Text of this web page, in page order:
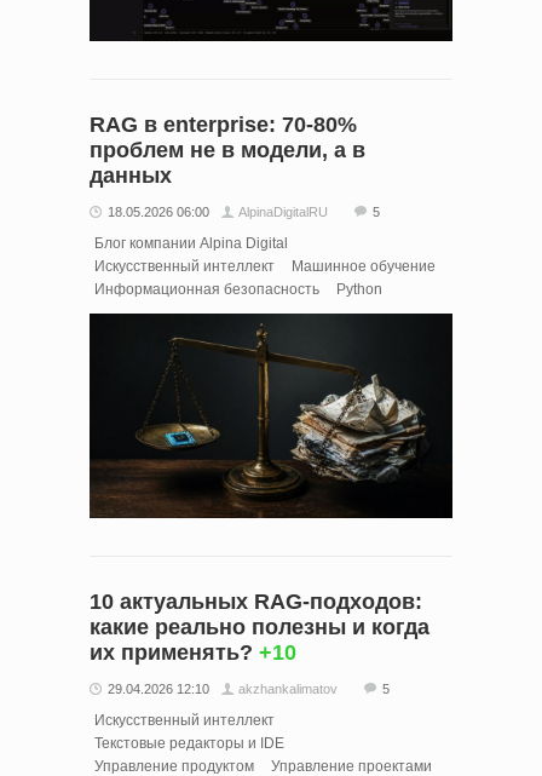
RAG в enterprise: 70-80%
проблем не в модели, а в
данных
18.05.2026 06:00 AlpinaDigitalRU 5
Блог компании Alpina Digital
Искусственный интеллект
Машинное обучение
Информационная безопасность
Python
10 актуальных RAG-подходов:
какие реально полезны и когда
их применять? +10
29.04.2026 12:10 akzhankalimatov 5
Искусственный интеллект
Текстовые редакторы и IDE
Управление продуктом
Управление проектами